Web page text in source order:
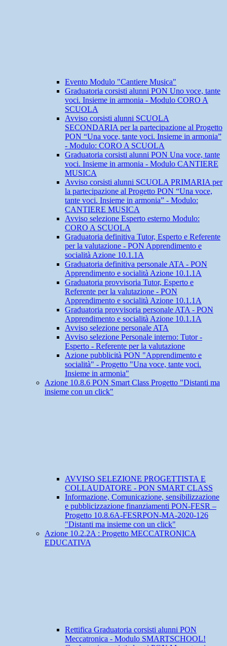
Evento Modulo "Cantiere Musica"
Graduatoria corsisti alunni PON Uno voce, tante
voci. Insieme in armonia - Modulo CORO A
SCUOLA
Avviso corsisti alunni SCUOLA
SECONDARIA per la partecipazione al Progetto
PON “Una voce, tante voci. Insieme in armonia”
- Modulo: CORO A SCUOLA
Graduatoria corsisti alunni PON Una voce, tante
voci. Insieme in armonia - Modulo CANTIERE
MUSICA
Avviso corsisti alunni SCUOLA PRIMARIA per
la partecipazione al Progetto PON “Una voce,
tante voci. Insieme in armonia” - Modulo:
CANTIERE MUSICA
Avviso selezione Esperto esterno Modulo:
CORO A SCUOLA
Graduatoria definitiva Tutor, Esperto e Referente
per la valutazione - PON Apprendimento e
socialità Azione 10.1.1A
Graduatoria definitiva personale ATA - PON
Apprendimento e socialità Azione 10.1.1A
Graduatoria provvisoria Tutor, Esperto e
Referente per la valutazione - PON
Apprendimento e socialità Azione 10.1.1A
Graduatoria provvisoria personale ATA - PON
Apprendimento e socialità Azione 10.1.1A
Avviso selezione personale ATA
Avviso selezione Personale interno: Tutor -
Esperto - Referente per la valutazione
Azione pubblicità PON "Apprendimento e
socialità" - Progetto "Una voce, tante voci.
Insieme in armonia"
Azione 10.8.6 PON Smart Class Progetto "Distanti ma
insieme con un click"
AVVISO SELEZIONE PROGETTISTA E
COLLAUDATORE - PON SMART CLASS
Informazione, Comunicazione, sensibilizzazione
e pubblicizzazione finanziamenti PON-FESR –
Progetto 10.8.6A-FESRPON-MA-2020-126
"Distanti ma insieme con un click"
Azione 10.2.2A : Progetto MECCATRONICA
EDUCATIVA
Rettifica Graduatoria corsisti alunni PON
Meccatronica - Modulo SMARTSCHOOL!